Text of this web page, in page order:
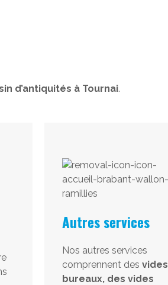
d’antiquités à Tournai.
Autres services
Nos autres services
comprennent des vides
bureaux, des vides